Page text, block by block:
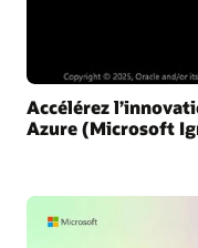
Accélérez
Azure (Microsoft